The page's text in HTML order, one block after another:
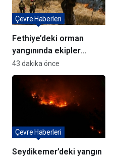
Fethiye’deki orman
yangınında ekipler
anında müdahale ediyor
Çevre Haberleri
43 dakika önce
Seydikemer’deki yangın
Çevre Haberleri